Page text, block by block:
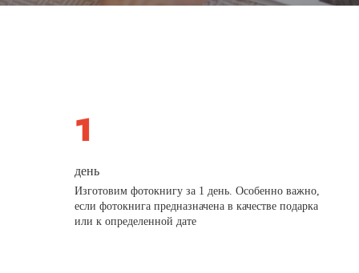
день
Изготовим фотокнигу за 1 день. Особенно важно,
если фотокнига предназначена в качестве подарка
или к определенной дате